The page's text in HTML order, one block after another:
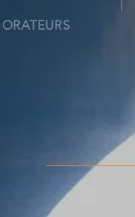
ORATEURS